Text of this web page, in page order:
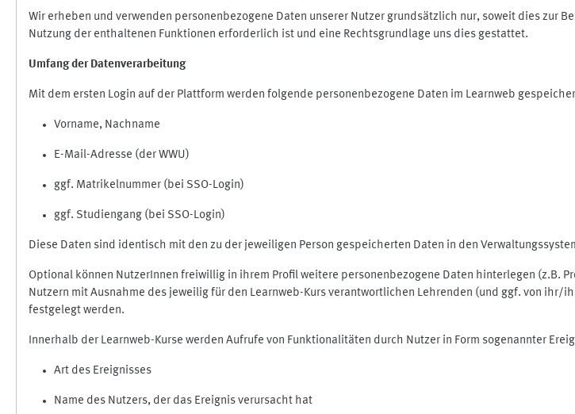
Wir erheben und verwenden personenbezogene Daten unserer Nutzer grundsätzlich nur, soweit dies zur
Nutzung der enthaltenen Funktionen erforderlich ist und eine Rechtsgrundlage uns dies gestattet.
Umfang der Datenverarbeitung
Mit dem ersten Login auf der Plattform werden folgende personenbezogene Daten im Learnweb
Vorname, Nachname
E-Mail-Adresse (der WWU)
ggf. Matrikelnummer (bei SSO-Login)
ggf. Studiengang (bei SSO-Login)
Diese Daten sind identisch mit den zu der jeweiligen Person gespeicherten Daten in den
Optional können NutzerInnen freiwillig in ihrem Profil weitere personenbezogene Daten hinterlegen (z.B.
Nutzern mit Ausnahme des jeweilig für den Learnweb-Kurs verantwortlichen Lehrenden (und ggf. von
festgelegt werden.
Innerhalb der Learnweb-Kurse werden Aufrufe von Funktionalitäten durch Nutzer in Form sogenannter
Art des Ereignisses
Name des Nutzers, der das Ereignis verursacht hat